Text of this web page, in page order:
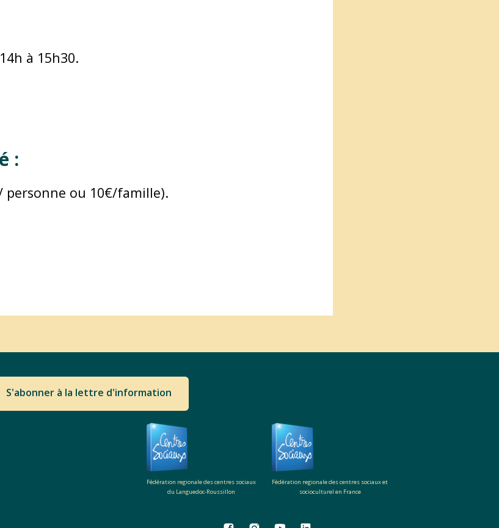
à 15h30.
:
personne ou 10€/famille).
S'abonner à la lettre d'information
Fédération regionale des centres sociaux
du Languedoc-Roussillon
Fédération regionale des centres sociaux et
socioculturel en France